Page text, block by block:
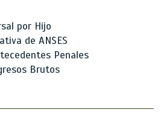
por Hijo
de ANSES
Penales
Brutos